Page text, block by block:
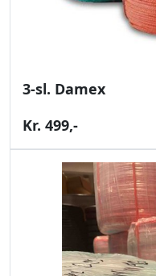
3-sl. Damex
Kr. 499,-